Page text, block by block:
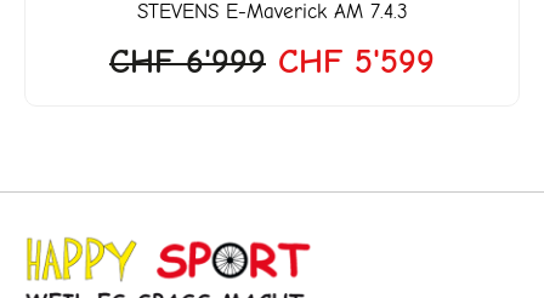
STEVENSE-Maverick AM 7.4.3
CHF6'999 CHF 5'599